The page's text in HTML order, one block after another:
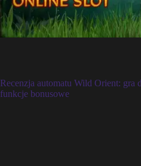
Recenzja automatu Wild Orient: gra
funkcje bonusowe